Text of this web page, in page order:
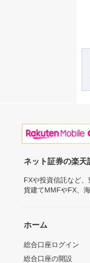
ネット証券の楽天
FXや投資信託など
貨建てMMFやFX、
ホーム
総合口座ログイン
総合口座の開設